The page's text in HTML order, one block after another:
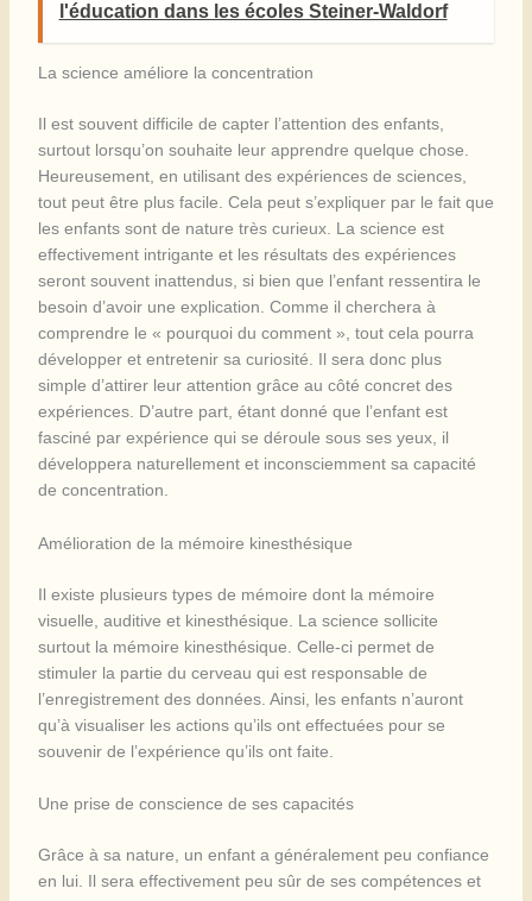
l'éducation dans les écoles Steiner-Waldorf
La science améliore la concentration
Il est souvent difficile de capter l’attention des enfants,
surtout lorsqu’on souhaite leur apprendre quelque chose.
Heureusement, en utilisant des expériences de sciences,
tout peut être plus facile. Cela peut s’expliquer par le fait que
les enfants sont de nature très curieux. La science est
effectivement intrigante et les résultats des expériences
seront souvent inattendus, si bien que l’enfant ressentira le
besoin d’avoir une explication. Comme il cherchera à
comprendre le « pourquoi du comment », tout cela pourra
développer et entretenir sa curiosité. Il sera donc plus
simple d’attirer leur attention grâce au côté concret des
expériences. D’autre part, étant donné que l’enfant est
fasciné par expérience qui se déroule sous ses yeux, il
développera naturellement et inconsciemment sa capacité
de concentration.
Amélioration de la mémoire kinesthésique
Il existe plusieurs types de mémoire dont la mémoire
visuelle, auditive et kinesthésique. La science sollicite
surtout la mémoire kinesthésique. Celle-ci permet de
stimuler la partie du cerveau qui est responsable de
l’enregistrement des données. Ainsi, les enfants n’auront
qu’à visualiser les actions qu’ils ont effectuées pour se
souvenir de l’expérience qu’ils ont faite.
Une prise de conscience de ses capacités
Grâce à sa nature, un enfant a généralement peu confiance
en lui. Il sera effectivement peu sûr de ses compétences et